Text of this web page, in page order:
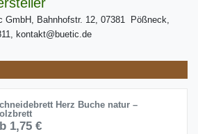
GmbH, Bahnhofstr. 12, 07381 Pößneck,
kontakt@buetic.de
Herz Buche natur –
1,75 €